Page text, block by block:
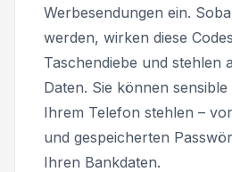
Werbesendungen ein.
werden, wirken diese
Taschendiebe und stehlen
Daten. Sie können
Ihrem Telefon stehlen –
und gespeicherten
Ihren Bankdaten.